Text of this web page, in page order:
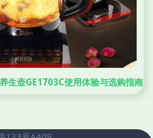
生壶GE1703C使用体验与选购指南